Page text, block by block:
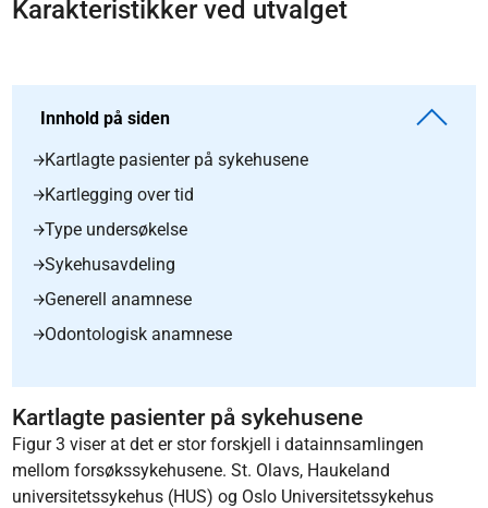
Karakteristikker ved utvalget
Innhold på siden
Kartlagte pasienter på sykehusene
Kartlegging over tid
Type undersøkelse
Sykehusavdeling
Generell anamnese
Odontologisk anamnese
Kartlagte pasienter på sykehusene
Figur 3 viser at det er stor forskjell i datainnsamlingen
mellom forsøkssykehusene. St. Olavs, Haukeland
universitetssykehus (HUS) og Oslo Universitetssykehus